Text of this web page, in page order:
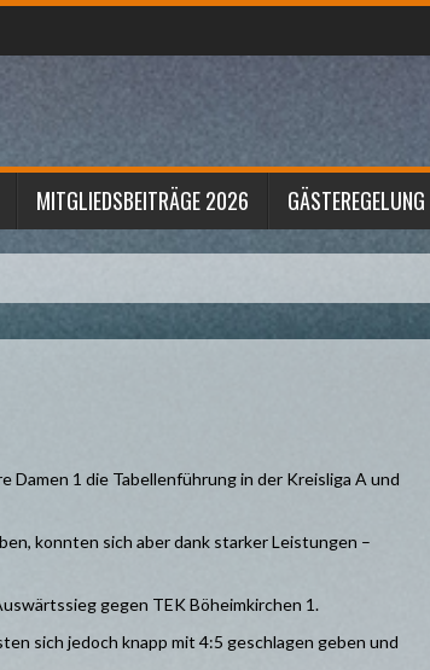
MITGLIEDSBEITRÄGE 2026 GÄSTEREGELUNG
Damen 1 die Tabellenführung in der Kreisliga A und
konnten sich aber dank starker Leistungen –
gegen TEK Böheimkirchen 1.
sich jedoch knapp mit 4:5 geschlagen geben und